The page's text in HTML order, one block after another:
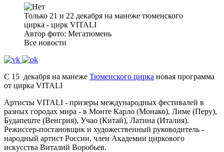
Только 21 и 22 декабря на манеже тюменского
цирка - цирк VITALI
Автор фото: Мегатюмень
Все новости
С 15 декабря на манеже Тюменского цирка новая программа
от цирка VITALI
Артисты VITALI - призеры международных фестивалей в
разных городах мира - в Монте Карло (Монако), Лиме (Перу),
Будапеште (Венгрия), Учао (Китай), Латина (Италия).
Режиссер-постановщик и художественный руководитель -
народный артист России, член Академии циркового
искусства Виталий Воробьев.